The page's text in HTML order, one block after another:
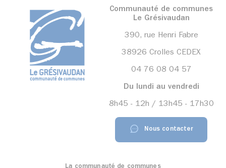
Communauté de communes
Le Grésivaudan
390, rue Henri Fabre
38926 Crolles CEDEX
04 76 08 04 57
Du lundi au vendredi
8h45 - 12h / 13h45 - 17h30
Nous contacter